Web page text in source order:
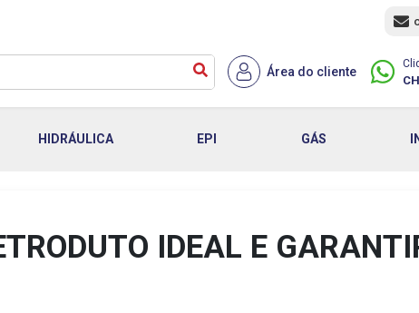
Área do cliente
HIDRÁULICA EPI GÁS
IDEAL E